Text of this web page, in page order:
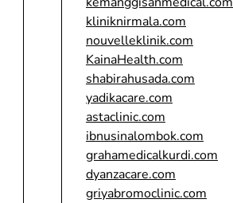
kliniknirmala.com
nouvelleklinik.com
KainaHealth.com
shabirahusada.com
yadikacare.com
astaclinic.com
ibnusinalombok.com
grahamedicalkurdi.com
dyanzacare.com
griyabromoclinic.com